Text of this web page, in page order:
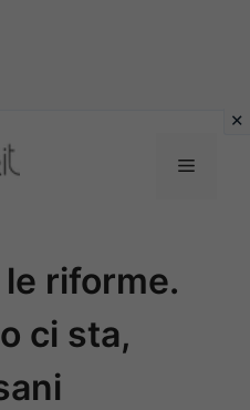
Menu
riforme.
ci sta,